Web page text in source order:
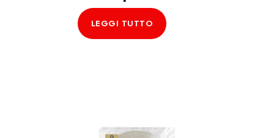
LEGGI TUTTO